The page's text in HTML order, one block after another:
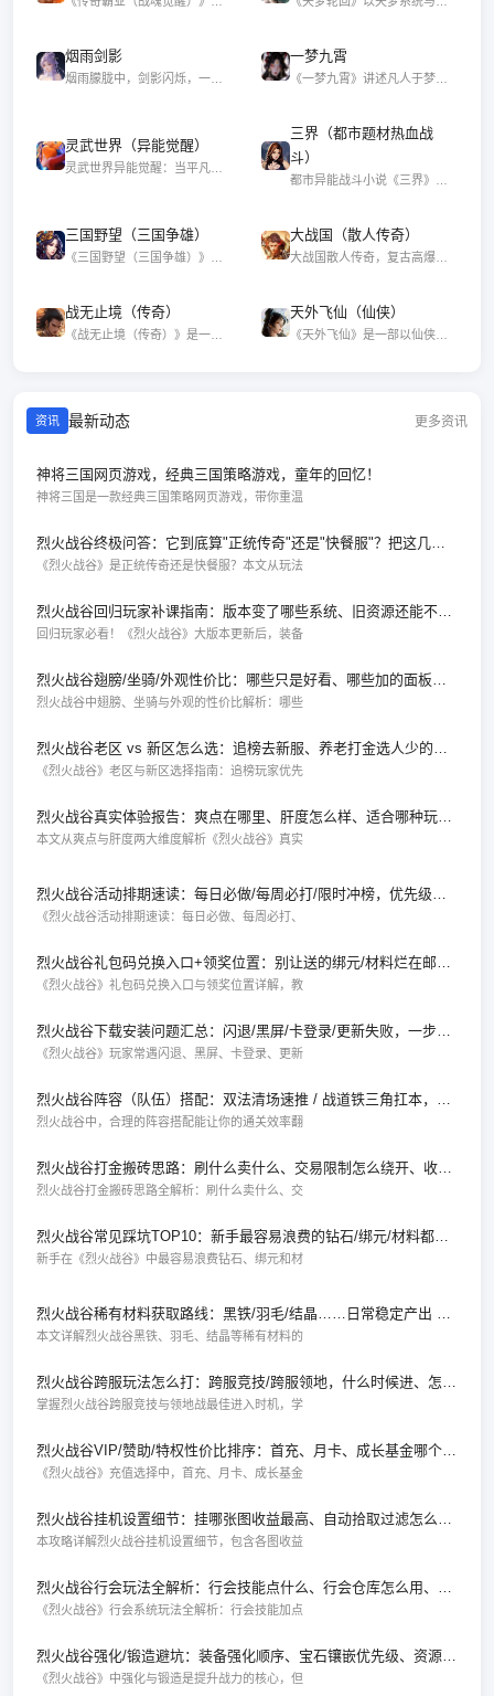
烟雨剑影 一梦九霄
灵武世界（异能觉醒）
三界（都市题材热血战
斗）
三国野望（三国争雄） 大战国（散人传奇）
战无止境（传奇） 天外飞仙（仙侠）
资讯 最新动态 更多资讯
神将三国网页游戏，经典三国策略游戏，童年的回忆！
神将三国是一款经典三国策略网页游戏，带你重温
烈火战谷终极问答：它到底算"正统传奇"还是"快餐服"？把这几点看明白再决定留不留
《烈火战谷》是正统传奇还是快餐服？本文从玩法
烈火战谷回归玩家补课指南：版本变了哪些系统、旧资源还能不能用、最快追赶路线
回归玩家必看！《烈火战谷》大版本更新后，装备
烈火战谷翅膀/坐骑/外观性价比：哪些只是好看、哪些加的面板真能用在PK上
烈火战谷中翅膀、坐骑与外观的性价比解析：哪些
烈火战谷老区 vs 新区怎么选：追榜去新服、养老打金选人少的服，判断标准在这
《烈火战谷》老区与新区选择指南：追榜玩家优先
烈火战谷真实体验报告：爽点在哪里、肝度怎么样、适合哪种玩家入坑
本文从爽点与肝度两大维度解析《烈火战谷》真实
烈火战谷活动排期速读：每日必做/每周必打/限时冲榜，优先级一目了然
《烈火战谷活动排期速读：每日必做、每周必打、
烈火战谷礼包码兑换入口+领奖位置：别让送的绑元/材料烂在邮件里过期
《烈火战谷》礼包码兑换入口与领奖位置详解，教
烈火战谷下载安装问题汇总：闪退/黑屏/卡登录/更新失败，一步步排查思路
《烈火战谷》玩家常遇闪退、黑屏、卡登录、更新
烈火战谷阵容（队伍）搭配：双法清场速推 / 战道铁三角扛本，组队效率翻倍法
烈火战谷中，合理的阵容搭配能让你的通关效率翻
烈火战谷打金搬砖思路：刷什么卖什么、交易限制怎么绕开、收益如何变现更安全
烈火战谷打金搬砖思路全解析：刷什么卖什么、交
烈火战谷常见踩坑TOP10：新手最容易浪费的钻石/绑元/材料都在这了
新手在《烈火战谷》中最容易浪费钻石、绑元和材
烈火战谷稀有材料获取路线：黑铁/羽毛/结晶……日常稳定产出 vs 拼运气掉落
本文详解烈火战谷黑铁、羽毛、结晶等稀有材料的
烈火战谷跨服玩法怎么打：跨服竞技/跨服领地，什么时候进、怎么蹭奖励不送人头
掌握烈火战谷跨服竞技与领地战最佳进入时机，学
烈火战谷VIP/赞助/特权性价比排序：首充、月卡、成长基金哪个更"稳赚"
《烈火战谷》充值选择中，首充、月卡、成长基金
烈火战谷挂机设置细节：挂哪张图收益最高、自动拾取过滤怎么设不亏
本攻略详解烈火战谷挂机设置细节，包含各图收益
烈火战谷行会玩法全解析：行会技能点什么、行会仓库怎么用、攻沙分红怎么拿
《烈火战谷》行会系统玩法全解析：行会技能加点
烈火战谷强化/锻造避坑：装备强化顺序、宝石镶嵌优先级、资源别平均分
《烈火战谷》中强化与锻造是提升战力的核心，但